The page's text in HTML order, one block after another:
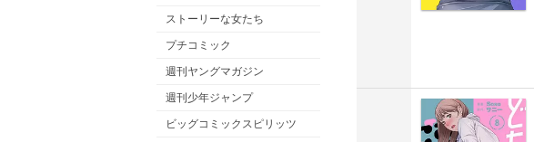
ストーリーな女たち
プチコミック
週刊ヤングマガジン
週刊少年ジャンプ
ビッグコミックスピリッツ